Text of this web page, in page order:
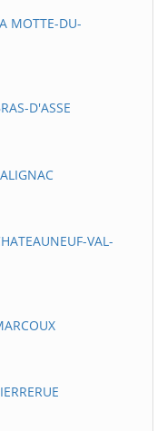
MOTTE-DU-
D'ASSE
VAL-